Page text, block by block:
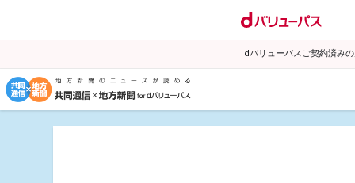
dバリューパスご契約済み